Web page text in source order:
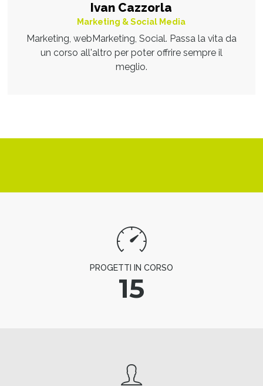
Ivan Cazzorla
Marketing & Social Media
Marketing, webMarketing, Social. Passa la vita da
un corso all'altro per poter offrire sempre il
meglio.
PROGETTI IN CORSO
15